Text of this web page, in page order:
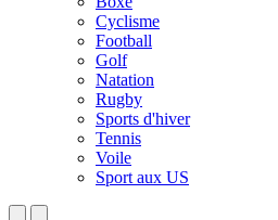
Cyclisme
Football
Golf
Natation
Rugby
Sports d'hiver
Tennis
Voile
Sport aux US